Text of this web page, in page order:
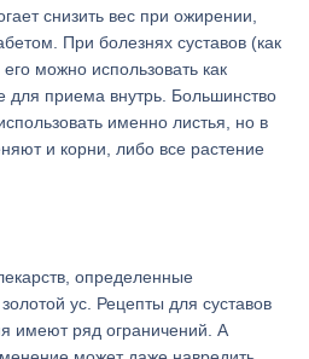
снизить вес при ожирении,
При болезнях суставов (как
можно использовать как
для приема внутрь. Большинство
именно листья, но в
и корни, либо все растение
определенные
ус. Рецепты для суставов
имеют ряд ограничений. А